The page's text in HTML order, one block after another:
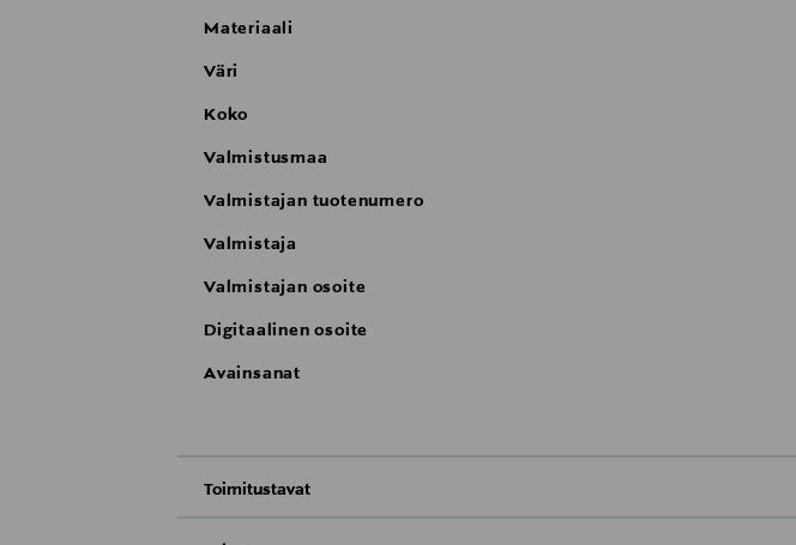
Materiaali
Väri
Koko
Valmistusmaa
Valmistajan tuotenumero
Valmistaja
Valmistajan osoite
Digitaalinen osoite
Avainsanat
Toimitustavat